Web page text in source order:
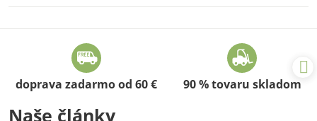
doprava zadarmo od 60 € 90 % tovaru skladom
Naše články